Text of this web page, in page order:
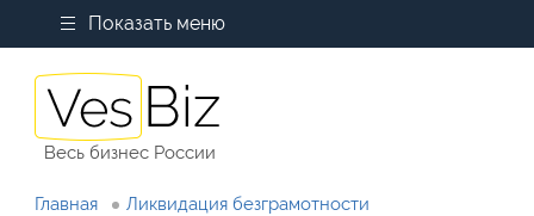
Показать меню
Весь бизнес России
Главная Ликвидация безграмотности